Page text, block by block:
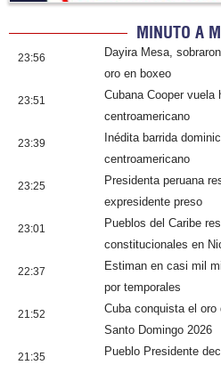
MINUTO A
23:56
Dayira Mesa,
oro en boxeo
23:51
Cubana Cooper vuela
centroamericano
23:39
Inédita barrida
centroamericano
23:25
Presidenta peruana
expresidente preso
23:01
Pueblos del Caribe
constitucionales en
22:37
Estiman en casi mil
por temporales
21:52
Cuba conquista el
Santo Domingo 2026
21:35
Pueblo Presidente